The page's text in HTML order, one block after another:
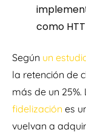
como
Según un
la retención de
más de un
fidelización es
vuelvan a